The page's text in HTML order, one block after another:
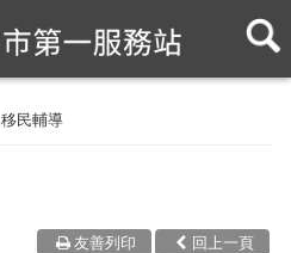
移民輔導
回上一頁
友善列印